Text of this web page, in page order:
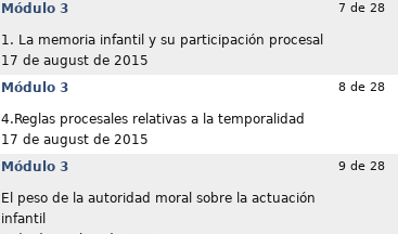
Módulo 3
1. La memoria infantil y su participación procesal
17 de august de 2015
7 de 28
Módulo 3
4.Reglas procesales relativas a la temporalidad
17 de august de 2015
8 de 28
Módulo 3
El peso de la autoridad moral sobre la actuación
infantil
9 de 28